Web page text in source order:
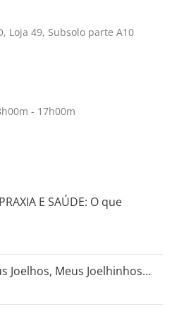
Loja 49, Subsolo parte A10
- 17h00m
E SAÚDE: O que
Joelhos, Meus Joelhinhos…